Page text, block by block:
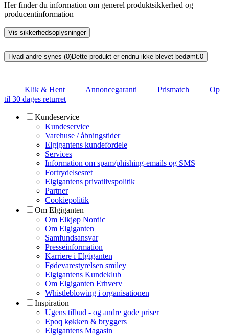
Her finder du information om generel produktsikkerhed og
producentinformation
Vis sikkerhedsoplysninger
Hvad andre synes (0)Dette produkt er endnu ikke blevet bedømt.0
Klik & Hent Annoncegaranti Prismatch
Op
til 30 dages returret
Kundeservice
Kundeservice
Varehuse / åbningstider
Elgigantens kundefordele
Services
Information om spam/phishing-emails og SMS
Fortrydelsesret
Elgigantens privatlivspolitik
Partner
Cookiepolitik
Om Elgiganten
Om Elkjøp Nordic
Om Elgiganten
Samfundsansvar
Presseinformation
Karriere i Elgiganten
Fødevarestyrelsen smiley
Elgigantens Kundeklub
Om Elgiganten Erhverv
Whistleblowing i organisationen
Inspiration
Ugens tilbud - og andre gode priser
Epoq køkken & bryggers
Elgigantens Magasin